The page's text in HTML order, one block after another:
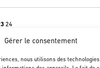
Gérer le consentement
nous utilisons des
24